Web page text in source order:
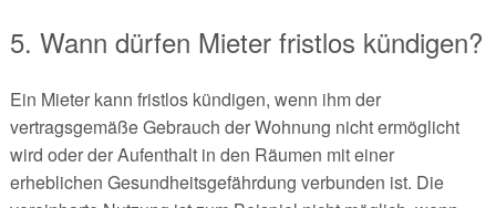
5. Wann dürfen Mieter fristlos kündigen?
Ein Mieter kann fristlos kündigen, wenn ihm der
vertragsgemäße Gebrauch der Wohnung nicht ermöglicht
wird oder der Aufenthalt in den Räumen mit einer
erheblichen Gesundheitsgefährdung verbunden ist. Die